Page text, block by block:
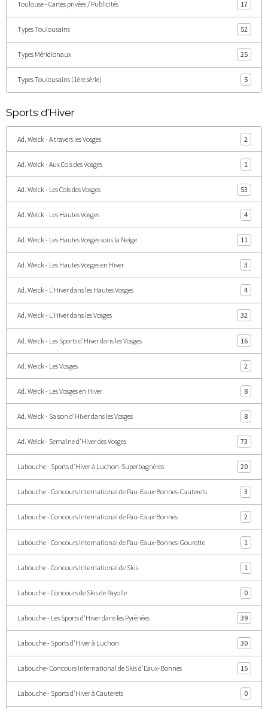
Toulouse - Cartes privées / Publicités 17
Types Toulousains 52
Types Méridionaux 25
Types Toulousains (1ère série) 5
Sports d'Hiver
Ad. Weick - A travers les Vosges 2
Ad. Weick - Aux Cols des Vosges 1
Ad. Weick - Les Cols des Vosges 53
Ad. Weick - Les Hautes Vosges 4
Ad. Weick - Les Hautes Vosges sous la Neige 11
Ad. Weick - Les Hautes Vosges en Hiver 3
Ad. Weick - L'Hiver dans les Hautes Vosges 4
Ad. Weick - L'Hiver dans les Vosges 32
Ad. Weick - Les Sports d'Hiver dans les Vosges 16
Ad. Weick - Les Vosges 2
Ad. Weick - Les Vosges en Hiver 8
Ad. Weick - Saison d'Hiver dans les Vosges 8
Ad. Weick - Semaine d'Hiver des Vosges 73
Labouche - Sports d'Hiver à Luchon-Superbagnères 20
Labouche - Concours International de Pau-Eaux·Bonnes-Cauterets 3
Labouche - Concours International de Pau-Eaux·Bonnes 2
Labouche - Concours International de Pau-Eaux·Bonnes-Gourette 1
Labouche - Concours International de Skis 1
Labouche - Concours de Skis de Payolle 0
Labouche - Les Sports d'Hiver dans les Pyrénées 39
Labouche - Sports d'Hiver à Luchon 30
Labouche- Concours International de Skis d'Eaux-Bonnes 15
Labouche - Sports d'Hiver à Cauterets 0